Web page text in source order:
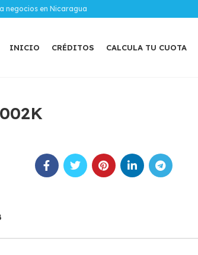
negocios en Nicaragua
INICIO CRÉDITOS CALCULA TU CUOTA